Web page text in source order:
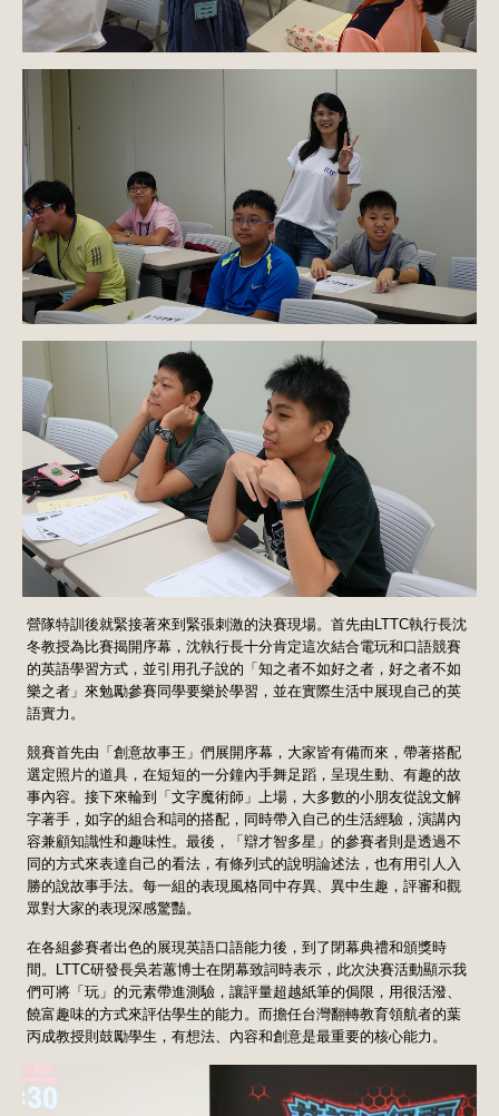
營隊特訓後就緊接著來到緊張刺激的決賽現場。首先由LTTC執行長沈
冬教授為比賽揭開序幕，沈執行長十分肯定這次結合電玩和口語競賽
的英語學習方式，並引用孔子說的「知之者不如好之者，好之者不如
樂之者」來勉勵參賽同學要樂於學習，並在實際生活中展現自己的英
語實力。
競賽首先由「創意故事王」們展開序幕，大家皆有備而來，帶著搭配
選定照片的道具，在短短的一分鐘內手舞足蹈，呈現生動、有趣的故
事內容。接下來輪到「文字魔術師」上場，大多數的小朋友從說文解
字著手，如字的組合和詞的搭配，同時帶入自己的生活經驗，演講內
容兼顧知識性和趣味性。最後，「辯才智多星」的參賽者則是透過不
同的方式來表達自己的看法，有條列式的說明論述法，也有用引人入
勝的說故事手法。每一組的表現風格同中存異、異中生趣，評審和觀
眾對大家的表現深感驚豔。
在各組參賽者出色的展現英語口語能力後，到了閉幕典禮和頒獎時
間。LTTC研發長吳若蕙博士在閉幕致詞時表示，此次決賽活動顯示我
們可將「玩」的元素帶進測驗，讓評量超越紙筆的侷限，用很活潑、
饒富趣味的方式來評估學生的能力。而擔任台灣翻轉教育領航者的葉
丙成教授則鼓勵學生，有想法、內容和創意是最重要的核心能力。